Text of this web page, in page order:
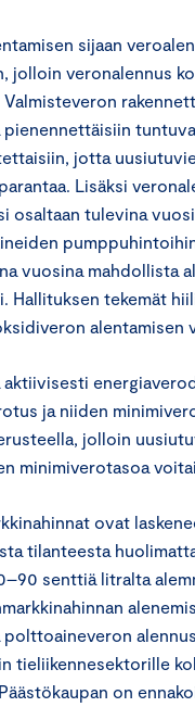
sijaan
jolloin veronalennus
jotta
Lisäksi
osaltaan tulevina
vuosina mahdollista
Hallituksen tekemät
alentamisen
aktiivisesti
ja niiden
jolloin
minimiverotasoa
ovat
tilanteesta
senttiä litralta
tieliikennesektorille
on